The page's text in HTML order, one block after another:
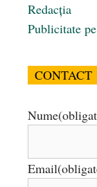
Redacția
Publicitate
CONTACT
Nume
Email